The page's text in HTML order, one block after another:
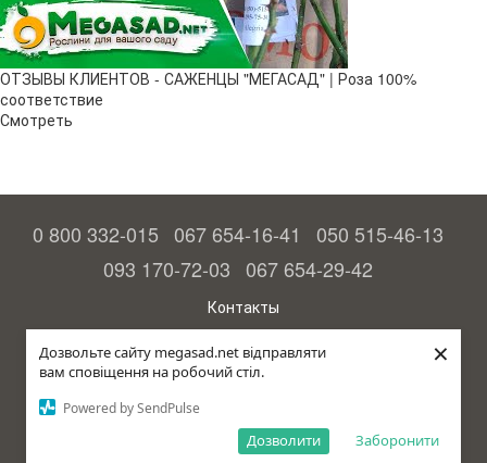
Дозвольте сайту megasad.net відправляти
вам сповіщення на робочий стіл.
Powered by SendPulse
Заборонити
Дозволити
×
ОТЗЫВЫ КЛИЕНТОВ - САЖЕНЦЫ "МЕГАСАД" | Роза 100%
соответствие
Смотреть
0 800 332-015 067 654-16-41
050 515-46-13
093 170-72-03 067 654-29-42
Контакты
Полная версия сайта
© 2015—2026
Megasad - гарантия высокого урожая
Укр